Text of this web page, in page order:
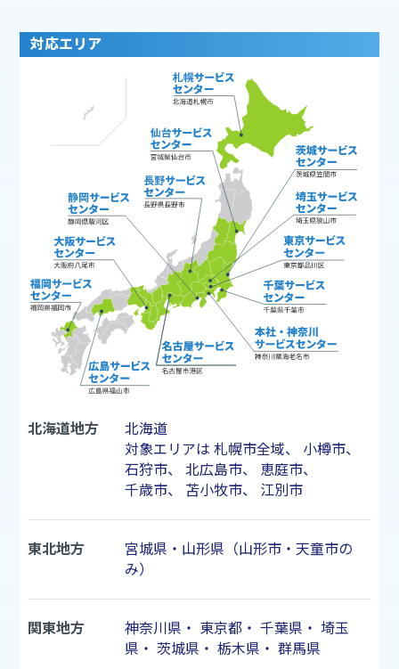
対応エリア
北海道地方
北海道
対象エリアは 札幌市全域、 小樽市、
石狩市、 北広島市、 恵庭市、
千歳市、 苫小牧市、 江別市
東北地方
宮城県・山形県（山形市・天童市の
み）
関東地方 神奈川県 ・ 東京都・ 千葉県 ・ 埼玉
県 ・ 茨城県 ・ 栃木県 ・ 群馬県